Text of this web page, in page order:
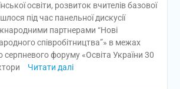
освіти, розвиток вчителів базової
під час панельної дискусії
партнерами “Нові
співробітництва”» в межах
серпневого форуму «Освіта України 30
Читати далі